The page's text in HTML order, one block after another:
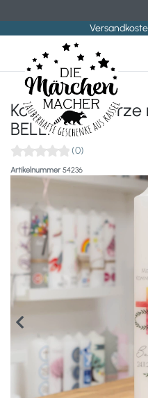
BELLA
(0)
Artikelnummer 54236